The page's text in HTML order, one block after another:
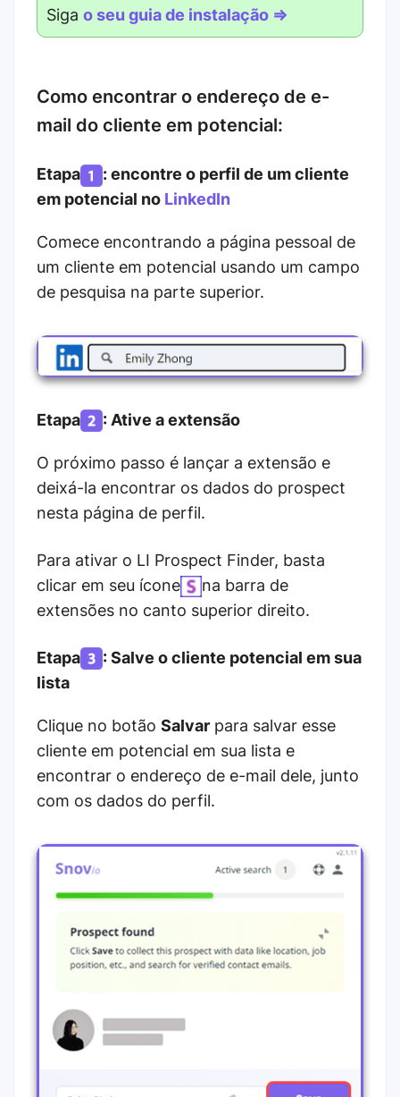
Siga o seu guia de instalação ⇒
Como encontrar o endereço de e-
mail do cliente em potencial:
Etapa
: encontre o perfil de um cliente
em potencial no LinkedIn
Comece encontrando a página pessoal de
um cliente em potencial usando um campo
de pesquisa na parte superior.
Etapa : Ative a extensão
O próximo passo é lançar a extensão e
deixá-la encontrar os dados do prospect
nesta página de perfil.
Para ativar o LI Prospect Finder, basta
clicar em seu ícone
na barra de
extensões no canto superior direito.
Etapa
: Salve o cliente potencial em sua
lista
Clique no botão Salvar para salvar esse
cliente em potencial em sua lista e
encontrar o endereço de e-mail dele, junto
com os dados do perfil.